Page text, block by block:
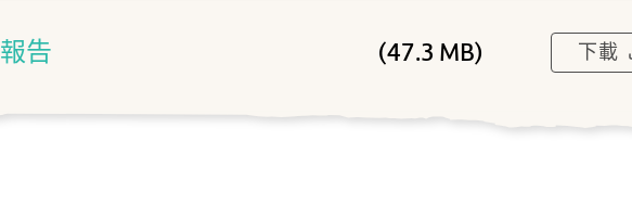
告 (47.3 MB) 下載